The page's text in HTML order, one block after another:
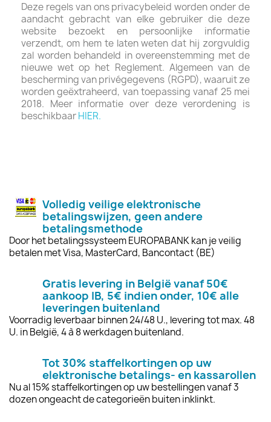
Deze regels van ons privacybeleid worden onder de
aandacht gebracht van elke gebruiker die deze
website bezoekt en persoonlijke informatie
verzendt, om hem te laten weten dat hij zorgvuldig
zal worden behandeld in overeenstemming met de
nieuwe wet op het Reglement. Algemeen van de
bescherming van privégegevens (RGPD), waaruit ze
worden geëxtraheerd, van toepassing vanaf 25 mei
2018. Meer informatie over deze verordening is
beschikbaarHIER.
Volledig veilige elektronische
betalingswijzen, geen andere
betalingsmethode
Door het betalingssysteem EUROPABANK kan je veilig
betalen met Visa, MasterCard, Bancontact (BE)
Gratis levering in België vanaf 50€
aankoop IB, 5€ indien onder, 10€ alle
leveringen buitenland
Voorradig leverbaar binnen 24/48 U., levering tot max. 48
U. in België, 4 à 8 werkdagen buitenland.
Tot 30% staffelkortingen op uw
elektronische betalings- en kassarollen
Nu al 15% staffelkortingen op uw bestellingen vanaf 3
dozen ongeacht de categorieën buiten inklinkt.